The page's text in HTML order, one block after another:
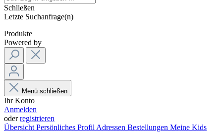
Schließen
Letzte Suchanfrage(n)
Produkte
Powered by
Menü schließen
Ihr Konto
Anmelden
oderregistrieren
Übersicht Persönliches Profil Adressen Bestellungen Meine Kids